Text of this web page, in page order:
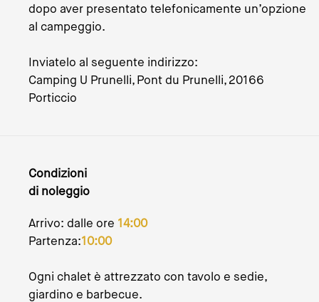
dopo aver presentato telefonicamente un’opzione
al campeggio.
Inviatelo al seguente indirizzo:
Camping U Prunelli, Pont du Prunelli, 20166
Porticcio
Condizioni
di noleggio
Arrivo: dalle ore 14:00
Partenza:10:00
Ogni chalet è attrezzato con tavolo e sedie,
giardino e barbecue.